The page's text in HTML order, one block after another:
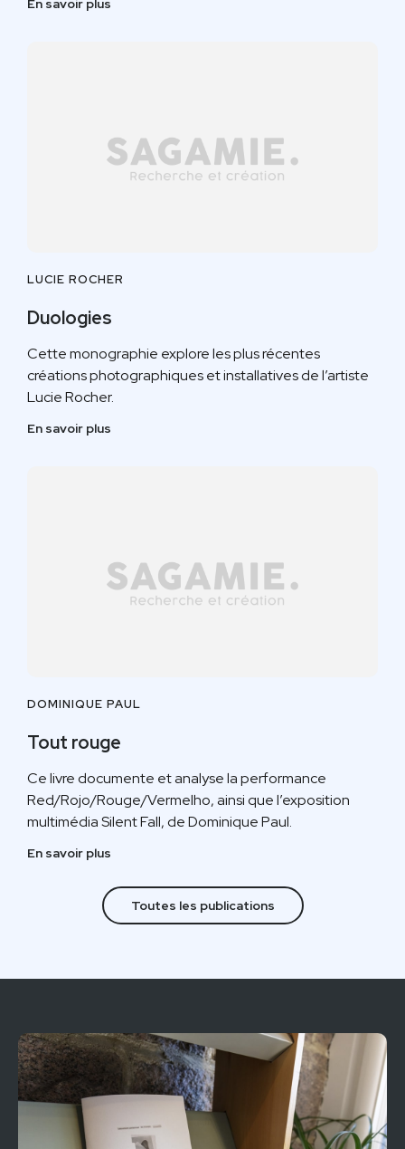
En savoir plus
LUCIE ROCHER
Duologies
Cette monographie explore les plus récentes
créations photographiques et installatives de l’artiste
Lucie Rocher.
En savoir plus
DOMINIQUE PAUL
Tout rouge
Ce livre documente et analyse la performance
Red/Rojo/Rouge/Vermelho, ainsi que l’exposition
multimédia Silent Fall, de Dominique Paul.
En savoir plus
Toutes les publications